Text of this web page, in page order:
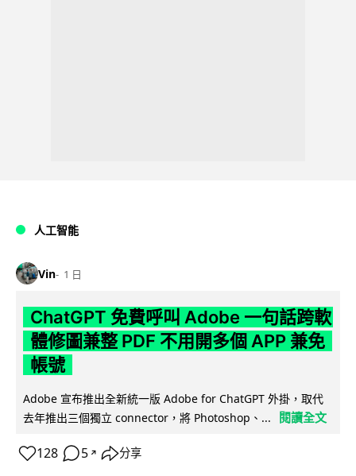
人工智能
Vin 1 日
ChatGPT 免費呼叫 Adobe 一句話跨軟
體修圖兼整 PDF 不用開多個 APP 兼免
帳號
Adobe 宣布推出全新統一版 Adobe for ChatGPT 外掛，取代
去年推出三個獨立 connector，將 Photoshop、...
閱讀全文
128 5 ↗ 分享